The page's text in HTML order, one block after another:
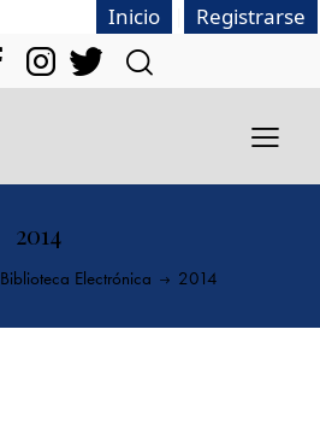
Inicio Registrarse
2014
Biblioteca Electrónica 2014